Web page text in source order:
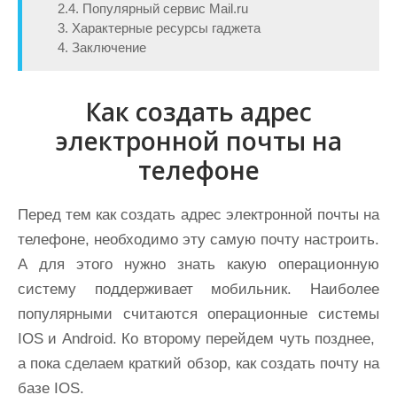
2.4. Популярный сервис Mail.ru
3. Характерные ресурсы гаджета
4. Заключение
Как создать адрес
электронной почты на
телефоне
Перед тем как создать адрес электронной почты на
телефоне, необходимо эту самую почту настроить.
А для этого нужно знать какую операционную
систему поддерживает мобильник. Наиболее
популярными считаются операционные системы
IOS и Android. Ко второму перейдем чуть позднее,
а пока сделаем краткий обзор, как создать почту на
базе IOS.